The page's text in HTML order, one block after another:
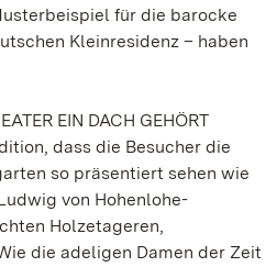
für die barocke
Kleinresidenz – haben
EIN DACH GEHÖRT
dass die Besucher die
so präsentiert sehen wie
von Hohenlohe-
Holzetageren,
die adeligen Damen der Zeit